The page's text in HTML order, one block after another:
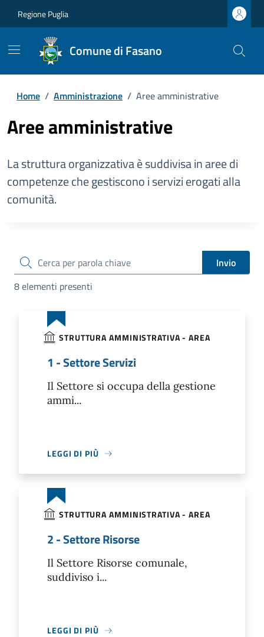
Regione Puglia
Comune di Fasano
Home / Amministrazione / Aree amministrative
Aree amministrative
La struttura organizzativa è suddivisa in aree di
competenze che gestiscono i servizi erogati alla
comunità.
cerca
Invio
8 elementi presenti
STRUTTURA AMMINISTRATIVA - AREA
1 - Settore Servizi
Il Settore si occupa della gestione
ammi...
LEGGI DI PIÙ
STRUTTURA AMMINISTRATIVA - AREA
2 - Settore Risorse
Il Settore Risorse comunale,
suddiviso i...
LEGGI DI PIÙ